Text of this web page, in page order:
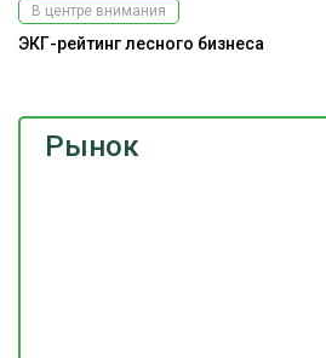
Рынок
В центре внимания
ЭКГ-рейтинг лесного бизнеса